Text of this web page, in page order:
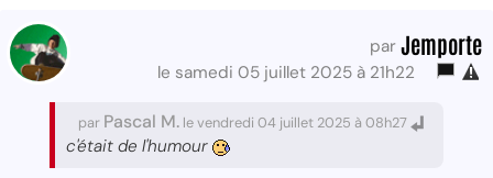
par Jemporte
le samedi 05 juillet 2025 à 21h22
par Pascal M. le vendredi 04 juillet 2025 à 08h27
c'était de l'humour